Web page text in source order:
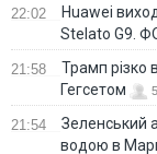
22:02
Huawei
Stelato G9.
21:58
Трамп різко
Гегсетом
21:54
Зеленський
водою в